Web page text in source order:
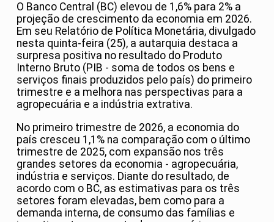
O Banco Central (BC) elevou de 1,6% para 2% a
projeção de crescimento da economia em 2026.
Em seu Relatório de Política Monetária, divulgado
nesta quinta-feira (25), a autarquia destaca a
surpresa positiva no resultado do Produto
Interno Bruto (PIB - soma de todos os bens e
serviços finais produzidos pelo país) do primeiro
trimestre e a melhora nas perspectivas para a
agropecuária e a indústria extrativa.
No primeiro trimestre de 2026, a economia do
país cresceu ​1,1% na comparação com o último
trimestre de 2025, com expansão nos três
grandes setores da economia - agropecuária,
indústria e serviços. Diante do resultado, de
acordo com o BC, as estimativas para os três
setores foram elevadas, bem como para a
demanda interna, de consumo das famílias e